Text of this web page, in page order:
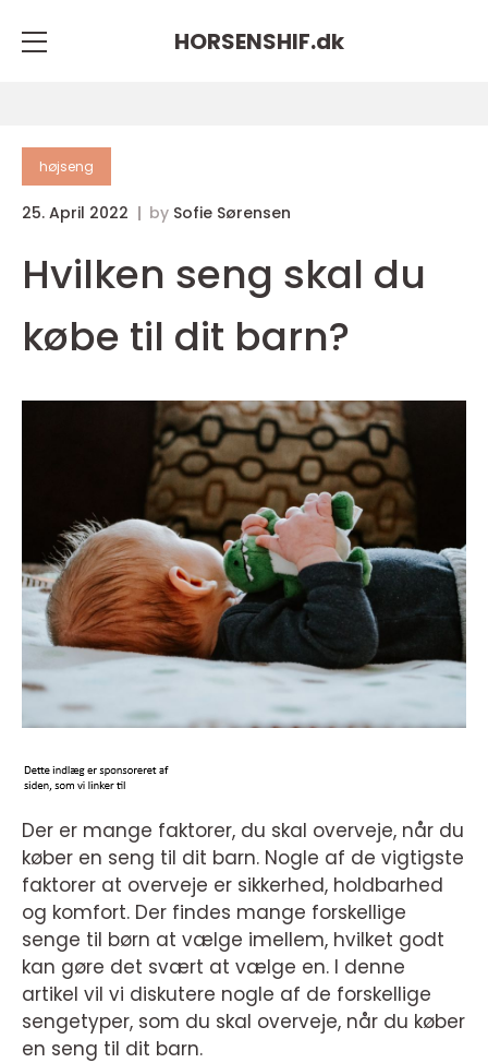
HORSENSHIF.dk
højseng
25. April 2022 by Sofie Sørensen
Hvilken seng skal du
købe til dit barn?
Der er mange faktorer, du skal overveje, når du
køber en seng til dit barn. Nogle af de vigtigste
faktorer at overveje er sikkerhed, holdbarhed
og komfort. Der findes mange forskellige
senge til børn at vælge imellem, hvilket godt
kan gøre det svært at vælge en. I denne
artikel vil vi diskutere nogle af de forskellige
sengetyper, som du skal overveje, når du køber
en seng til dit barn.